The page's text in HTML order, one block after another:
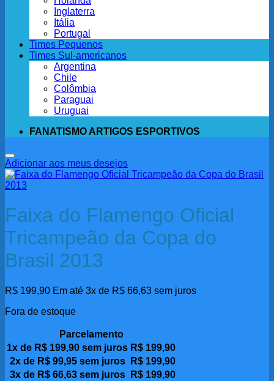
Inglaterra
Itália
Portugal
Times Pequenos
Times Sul-americanos
Argentina
Chile
Colômbia
Paraguai
Uruguai
FANATISMO ARTIGOS ESPORTIVOS
Adicionar aos meus desejos
Faixa do Flamengo Oficial
Tricampeão da Copa do
Brasil 2013
R$ 199,90 Em até 3x de R$ 66,63 sem juros
Fora de estoque
Parcelamento
1x de R$ 199,90 sem juros R$ 199,90
2x de R$99,95sem juros R$ 199,90
3x de R$66,63sem juros R$ 199,90